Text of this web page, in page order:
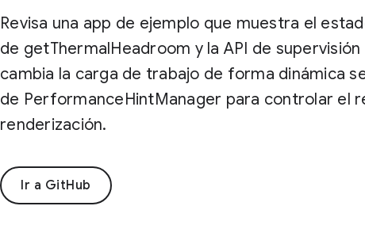
Revisa una app de ejemplo que muestra el
de getThermalHeadroom y la API de
cambia la carga de trabajo de forma dinámica
de PerformanceHintManager para controlar el
renderización.
Ir a GitHub